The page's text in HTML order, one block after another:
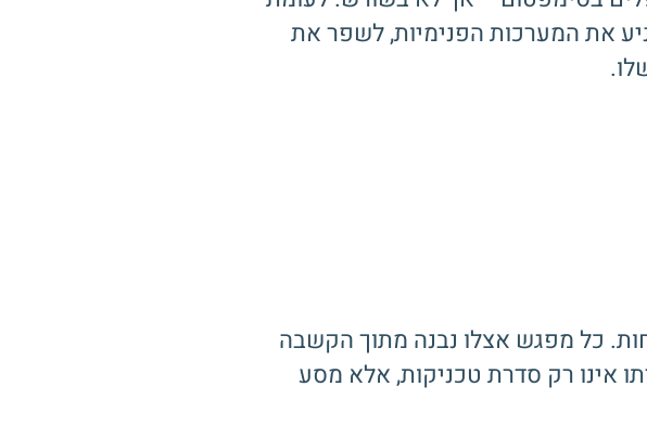
את המערכות הפנימיות, לשפר את
כל מפגש אצלו נבנה מתוך הקשבה
אינו רק סדרת טכניקות, אלא מסע